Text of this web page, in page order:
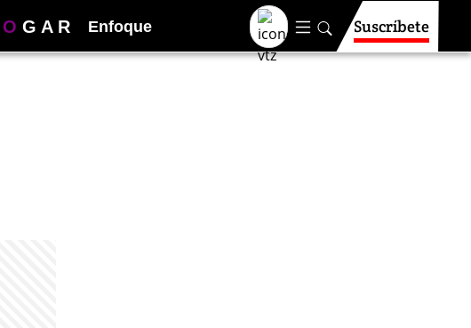
O G A R Enfoque Suscríbete